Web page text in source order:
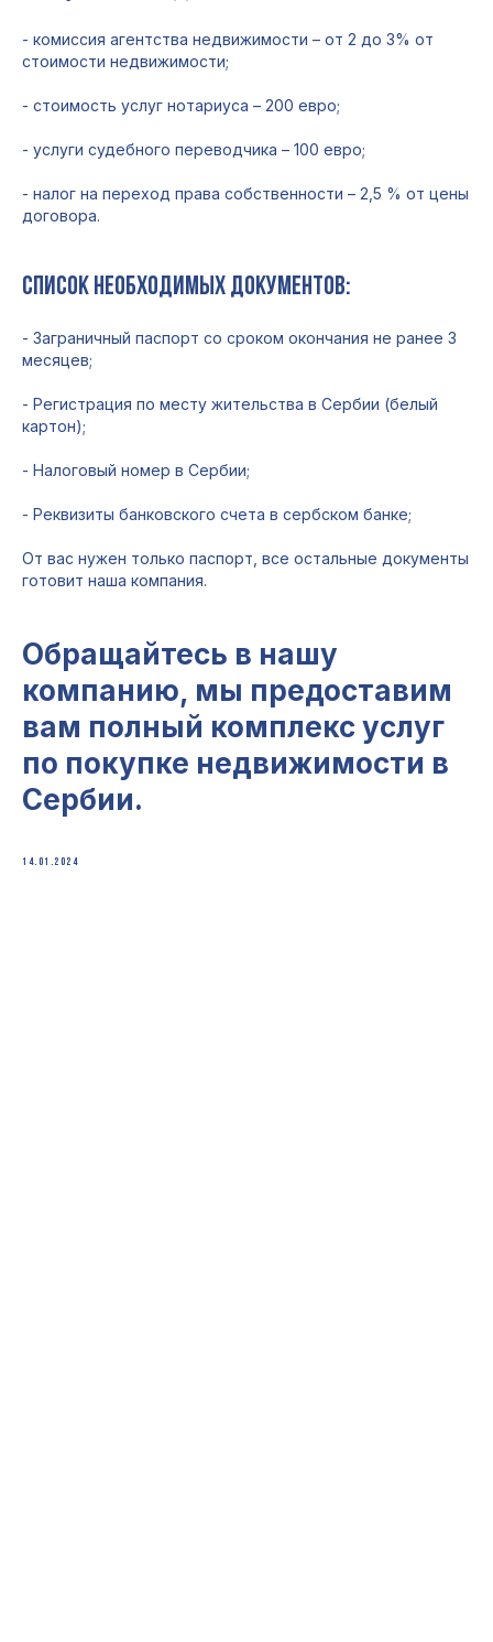
- комиссия агентства недвижимости – от 2 до 3% от
стоимости недвижимости;
- стоимость услуг нотариуса – 200 евро;
- услуги судебного переводчика – 100 евро;
- налог на переход права собственности – 2,5 % от цены
договора.
Список необходимых документов:
- Заграничный паспорт со сроком окончания не ранее 3
месяцев;
- Регистрация по месту жительства в Сербии (белый
картон);
- Налоговый номер в Сербии;
- Реквизиты банковского счета в сербском банке;
От вас нужен только паспорт, все остальные документы
готовит наша компания.
Обращайтесь в нашу
компанию, мы предоставим
вам полный комплекс услуг
по покупке недвижимости в
Сербии.
14.01.2024